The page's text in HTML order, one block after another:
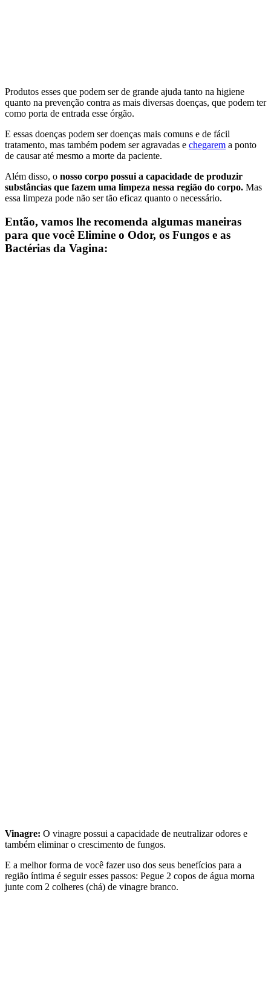
Produtos esses que podem ser de grande ajuda tanto na higiene
quanto na prevenção contra as mais diversas doenças, que podem ter
como porta de entrada esse órgão.
E essas doenças podem ser doenças mais comuns e de fácil
tratamento, mas também podem ser agravadas e chegarem a ponto
de causar até mesmo a morte da paciente.
Além disso, o nosso corpo possui a capacidade de produzir
substâncias que fazem uma limpeza nessa região do corpo. Mas
essa limpeza pode não ser tão eficaz quanto o necessário.
Então, vamos lhe recomenda algumas maneiras
para que você Elimine o Odor, os Fungos e as
Bactérias da Vagina:
Vinagre: O vinagre possui a capacidade de neutralizar odores e
também eliminar o crescimento de fungos.
E a melhor forma de você fazer uso dos seus benefícios para a
região íntima é seguir esses passos: Pegue 2 copos de água morna
junte com 2 colheres (chá) de vinagre branco.